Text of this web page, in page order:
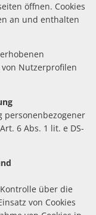
öffnen. Cookies
an und enthalten
Nutzerprofilen
personenbezogener
6 Abs. 1 lit. e DS-
über die
von Cookies